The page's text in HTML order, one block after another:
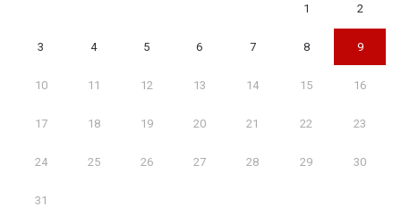
1 2
3 4 5 6 7 8 9
10 11 12 13 14 15 16
17 18 19 20 21 22 23
24 25 26 27 28 29 30
31